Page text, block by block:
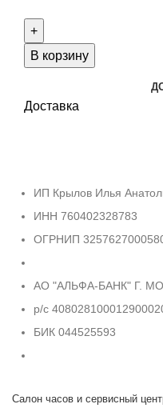
Tissot
T116.617.16.047.00
В корзину
Доставка
ИП Крылов Илья
ИНН 760402328783
ОГРНИП
АО "АЛЬФА-БАНК" Г.
р/с
БИК 044525593
Салон часов и сервисный